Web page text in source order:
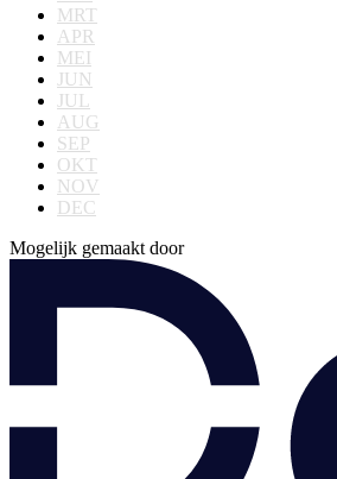
MRT
APR
MEI
JUN
JUL
AUG
SEP
OKT
NOV
DEC
Mogelijk gemaakt door